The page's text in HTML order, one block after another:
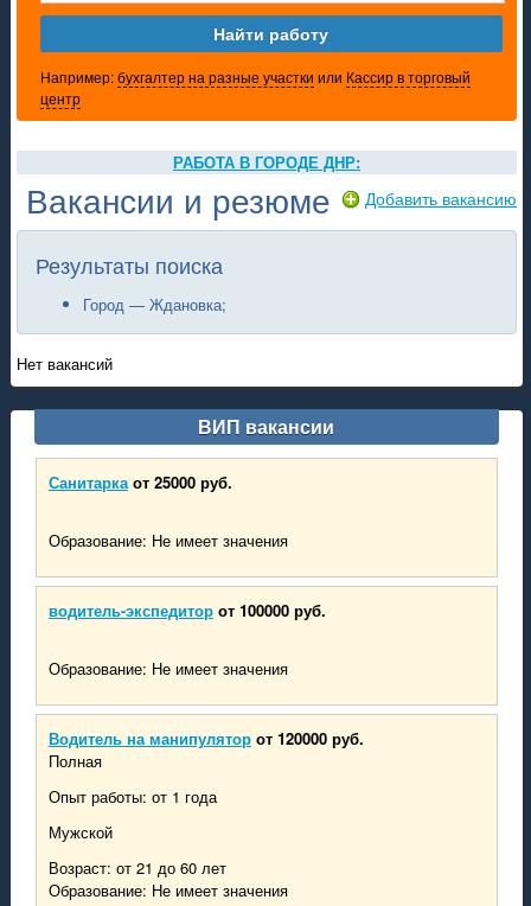
Все важные вакансии
Официальное приложение проекта РАБОТА ДНР
Например:бухгалтер на разные участки или Кассир в торговый
центр
РАБОТА В ГОРОДЕ ДНР:
Макеевка
Мариуполь
Енакиево
Харцызск
Торез
Снежное
Шахтерск
Ясиноватая
Кировское
Амвросиевке
Зугрэс
Иловайск
Новоазовск
Седово
Славянск
Артемовск
Бахмут
Вакансии и резюме Добавить вакансию
Результаты поиска
Город — Ждановка;
Нет вакансий
ВИП вакансии
Санитарка от 25000 руб.
Образование: Не имеет значения
водитель-экспедитор от 100000 руб.
Образование: Не имеет значения
Водитель на манипулятор от 120000 руб.
Полная
Опыт работы: от 1 года
Мужской
Возраст: от 21 до 60 лет
Образование: Не имеет значения